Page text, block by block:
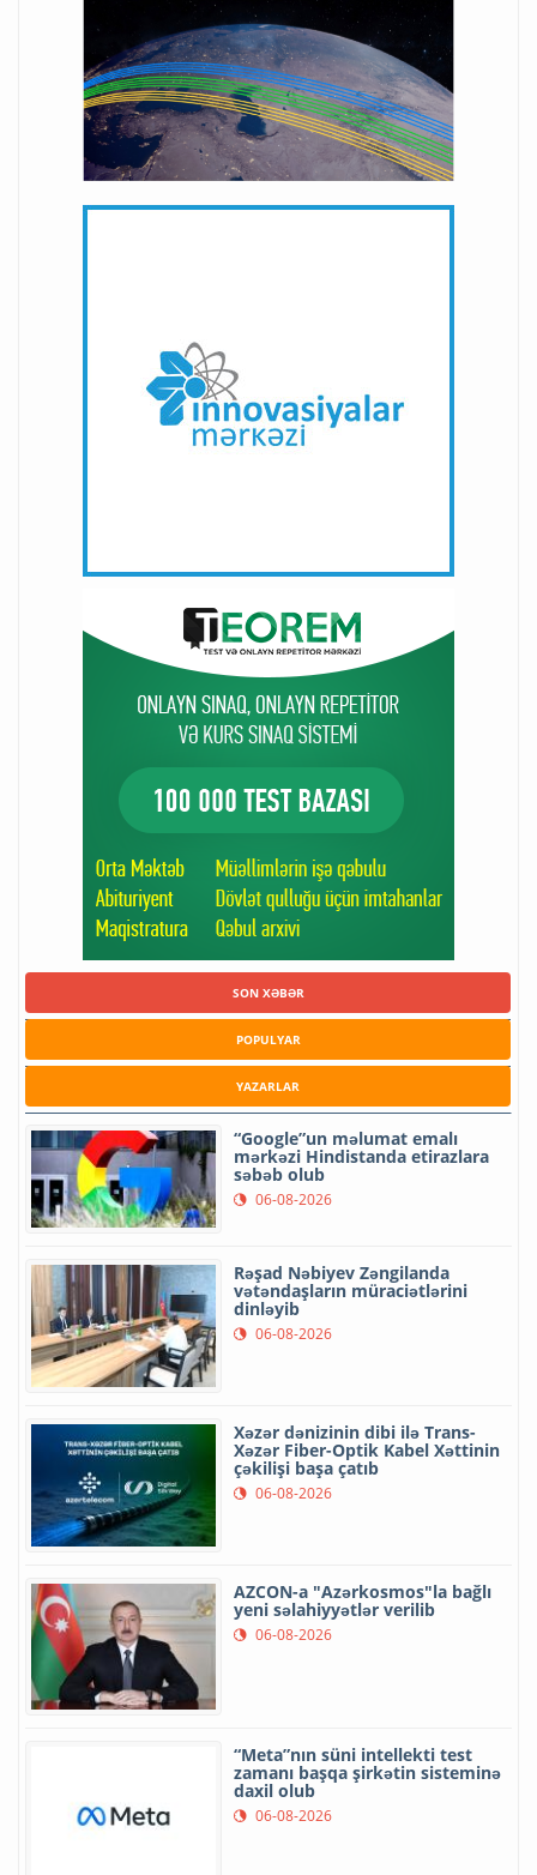
SON XƏBƏR
POPULYAR
YAZARLAR
“Google”un məlumat emalı
mərkəzi Hindistanda etirazlara
səbəb olub
06-08-2026
Rəşad Nəbiyev Zəngilanda
vətəndaşların müraciətlərini
dinləyib
06-08-2026
Xəzər dənizinin dibi ilə Trans-
Xəzər Fiber-Optik Kabel Xəttinin
çəkilişi başa çatıb
06-08-2026
AZCON-a "Azərkosmos"la bağlı
yeni səlahiyyətlər verilib
06-08-2026
“Meta”nın süni intellekti test
zamanı başqa şirkətin sisteminə
daxil olub
06-08-2026